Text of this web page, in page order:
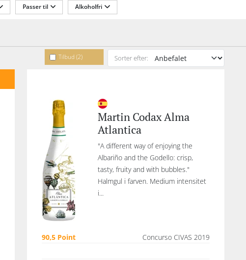
Passer til Alkoholfri
Tilbud (2) Sorter efter:
Martin Codax Alma
Atlantica
"A different way of enjoying the
Albariño and the Godello: crisp,
tasty, fruity and with bubbles."
Halmgul i farven. Medium intensitet
i...
90,5 Point Concurso CIVAS 2019